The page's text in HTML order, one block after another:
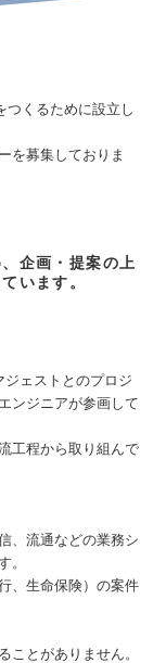
つくるために設立し
を募集しておりま
企画・提案の上
います。
ェストとのプロジ
ンジニアが参画して
工程から取り組んで
、流通などの業務シ
。
、生命保険）の案件
ことがありません。